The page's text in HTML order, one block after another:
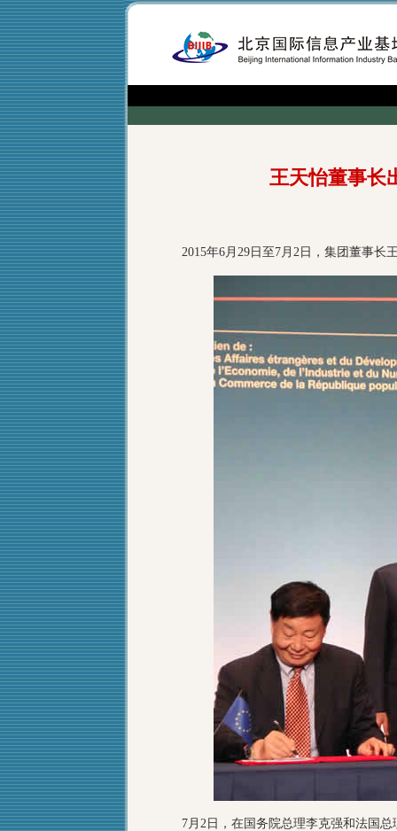
王天怡董事长
2015年6月29日至7月2日，集团董事长
7月2日，在国务院总理李克强和法国总